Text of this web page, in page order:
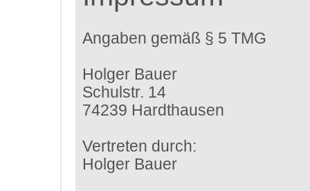
Angaben gemäß § 5 TMG
Holger Bauer
Schulstr. 14
74239 Hardthausen
Vertreten durch:
Holger Bauer